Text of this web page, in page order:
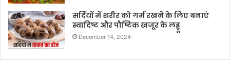
सर्दियों में शरीर को गर्म रखने के लिए बनाएं
स्वादिष्ट और पौष्टिक खजूर के लड्डू
December 14, 2024